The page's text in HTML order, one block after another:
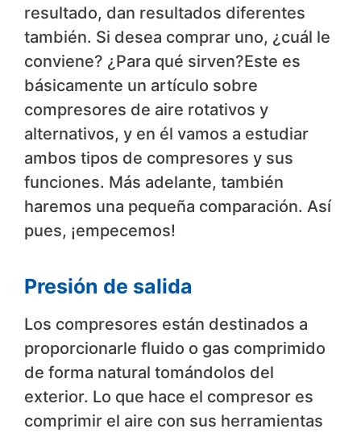
resultado, dan resultados diferentes
también. Si desea comprar uno, ¿cuál le
conviene? ¿Para qué sirven?Este es
básicamente un artículo sobre
compresores de aire rotativos y
alternativos, y en él vamos a estudiar
ambos tipos de compresores y sus
funciones. Más adelante, también
haremos una pequeña comparación. Así
pues, ¡empecemos!
Presión de salida
Los compresores están destinados a
proporcionarle fluido o gas comprimido
de forma natural tomándolos del
exterior. Lo que hace el compresor es
comprimir el aire con sus herramientas